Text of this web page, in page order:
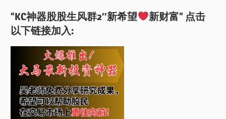
“KC神器股股生风群2″新希望
新财富” 点击
以下链接加入: